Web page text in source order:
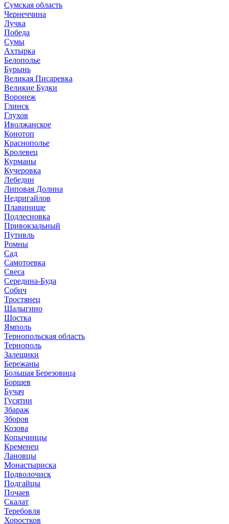
Сумская область
Чернеччина
Лучка
Победа
Сумы
Ахтырка
Белополье
Бурынь
Великая Писаревка
Великие Будки
Воронеж
Глинск
Глухов
Иволжанское
Конотоп
Краснополье
Кролевец
Курманы
Кучеровка
Лебедин
Липовая Долина
Недригайлов
Плавинище
Подлесновка
Привокзальный
Путивль
Ромны
Сад
Самотоевка
Свеса
Середина-Буда
Собич
Тростянец
Шалыгино
Шостка
Ямполь
Тернопольская область
Тернополь
Залещики
Бережаны
Большая Березовица
Борщев
Бучач
Гусятин
Збараж
Зборов
Козова
Копычинцы
Кременец
Лановцы
Монастыриска
Подволочиск
Подгайцы
Почаев
Скалат
Теребовля
Хоростков